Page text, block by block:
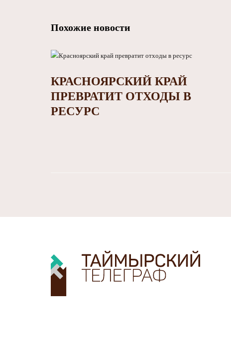
Похожие новости
КРАСНОЯРСКИЙ КРАЙ
ПРЕВРАТИТ ОТХОДЫ В
РЕСУРС